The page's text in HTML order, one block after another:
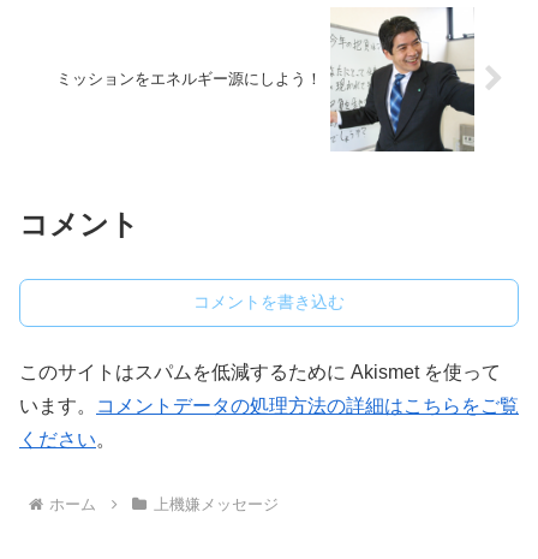
ミッションをエネルギー源にしよう！
コメント
コメントを書き込む
このサイトはスパムを低減するために Akismet を使って
います。
コメントデータの処理方法の詳細はこちらをご覧
ください。
ホーム 上機嫌メッセージ